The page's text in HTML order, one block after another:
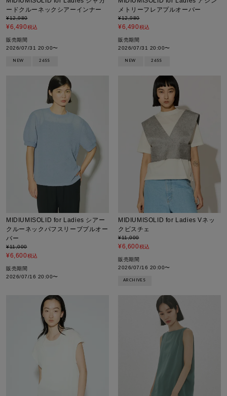
ードクルーネックシアーインナー
¥12,980
¥6,490税込
販売期間
2026/07/31 20:00〜
NEW 26SS
メトリーフレアプルオーバー
¥12,980
¥6,490税込
販売期間
2026/07/31 20:00〜
NEW 26SS
MIDIUMISOLID for Ladies シアー
クルーネックパフスリーブプルオー
バー
¥11,000
¥6,600税込
販売期間
2026/07/16 20:00〜
MIDIUMISOLID for Ladies Vネッ
クビスチェ
¥11,000
¥6,600税込
販売期間
2026/07/16 20:00〜
ARCHIVES